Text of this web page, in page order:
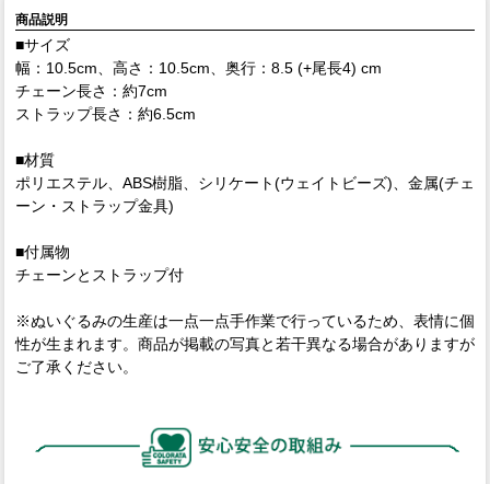
商品説明
■サイズ
幅：10.5cm、高さ：10.5cm、奥行：8.5 (+尾長4) cm
チェーン長さ：約7cm
ストラップ長さ：約6.5cm
■材質
ポリエステル、ABS樹脂、シリケート(ウェイトビーズ)、金属(チェ
ーン・ストラップ金具)
■付属物
チェーンとストラップ付
※ぬいぐるみの生産は一点一点手作業で行っているため、表情に個
性が生まれます。商品が掲載の写真と若干異なる場合がありますが
ご了承ください。